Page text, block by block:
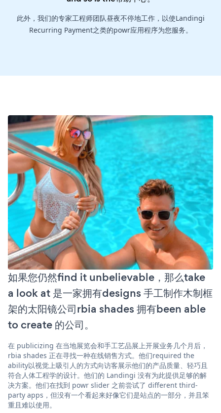
此外，我们的专家工程师团队昼夜不停地工作，以使Landingi
Recurring Payment之类的powr应用程序为您服务。
如果您仍然find it unbelievable，那么take
a look at 是一家拥有designs 手工制作木制框
架的太阳镜公司rbia shades 拥有been able
to create 的公司。
在 publicizing 在当地展览会和手工艺品展上开展业务几个月后，
rbia shades 正在寻找一种在线销售方式。他们required the
ability以视觉上吸引人的方式向访客展示他们的产品质量、轻巧且
符合人体工程学的设计。他们的 Landingi 没有为此提供足够的解
决方案。他们在找到 powr slider 之前尝试了 different third-
party apps，但没有一个看起来好像它们是站点的一部分，并且笨
重且难以使用。